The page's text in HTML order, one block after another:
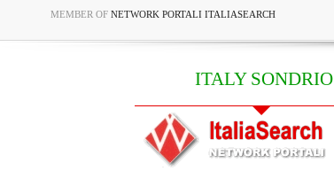
MEMBER OF NETWORK PORTALI ITALIASEARCH
ITALY SONDRIO